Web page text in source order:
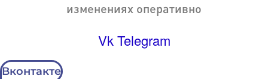
изменениях оперативно
Vk Telegram
Вконтакте